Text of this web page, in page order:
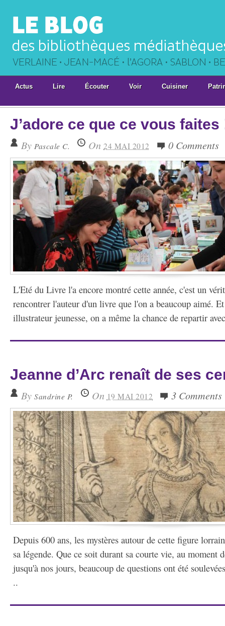
Actus Lire Écouter Voir Cuisiner
J’adore ce que ce vous faites
By Pascale C. On 24 MAI 2012 0 Comments
L'Eté du Livre l'a encore montré cette année, c'est un
rencontrer l'auteur d'un livre que l'on a beaucoup aimé.
illustrateur jeunesse, on a même la chance de repartir
Jeanne d’Arc renaît de ses
By Sandrine P. On 19 MAI 2012 3 Comments
Depuis 600 ans, les mystères autour de cette figure
sa légende. Que ce soit durant sa courte vie, au moment
jusqu'à nos jours, beaucoup de questions ont été
..